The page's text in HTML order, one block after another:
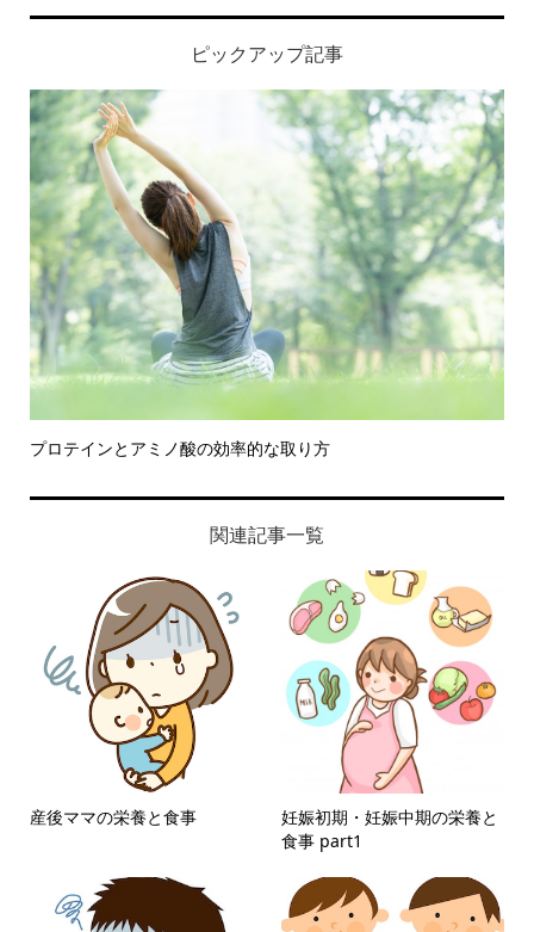
ピックアップ記事
プロテインとアミノ酸の効率的な取り方
関連記事一覧
産後ママの栄養と食事
妊娠初期・妊娠中期の栄養と
食事 part1